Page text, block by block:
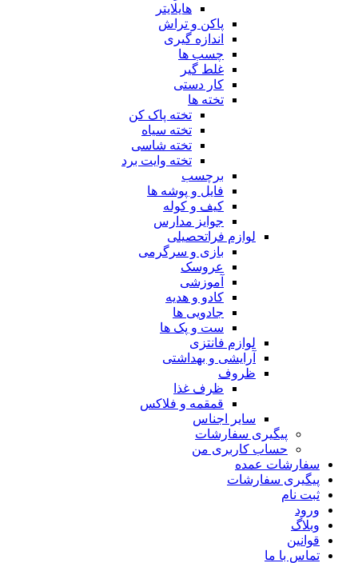
هایلایتر
پاکن و تراش
اندازه گیری
چسب ها
غلط گیر
کار دستی
تخته ها
تخته پاک کن
تخته سیاه
تخته شاسی
تخته وایت برد
برچسب
فایل و پوشه ها
کیف و کوله
جوایز مدارس
لوازم فراتحصیلی
بازی و سرگرمی
عروسک
آموزشی
کادو و هدیه
جادویی ها
ست و پک ها
لوازم فانتزی
آرایشی و بهداشتی
ظروف
ظرف غذا
قمقمه و فلاکس
سایر اجناس
پیگیری سفارشات
حساب کاربری من
سفارشات عمده
پیگیری سفارشات
ثبت نام
ورود
وبلاگ
قوانین
تماس با ما